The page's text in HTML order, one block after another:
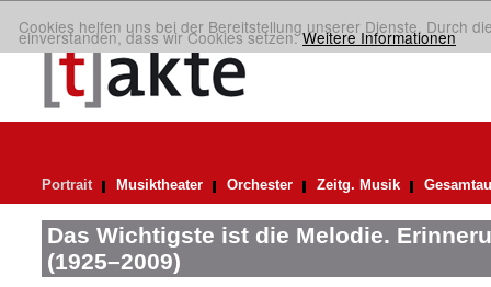
Cookies helfen uns bei der Bereitstellung unserer Dienste. Durch
einverstanden, dass wir Cookies setzen.Weitere Informationen
Portrait Musiktheater Orchester Zeitg. Musik
Das Wichtigste ist die Melodie.
(1925–2009)